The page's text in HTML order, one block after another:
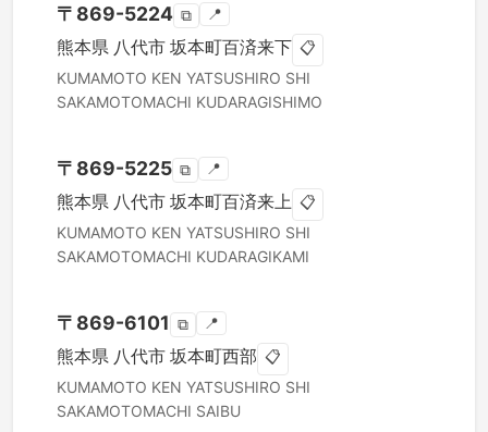
〒 869-5224 ⧉ 📍
熊本県 八代市 坂本町百済来下 📋
KUMAMOTO KEN YATSUSHIRO SHI
SAKAMOTOMACHI KUDARAGISHIMO
〒 869-5225 ⧉ 📍
熊本県 八代市 坂本町百済来上 📋
KUMAMOTO KEN YATSUSHIRO SHI
SAKAMOTOMACHI KUDARAGIKAMI
〒 869-6101 ⧉ 📍
熊本県 八代市 坂本町西部 📋
KUMAMOTO KEN YATSUSHIRO SHI
SAKAMOTOMACHI SAIBU